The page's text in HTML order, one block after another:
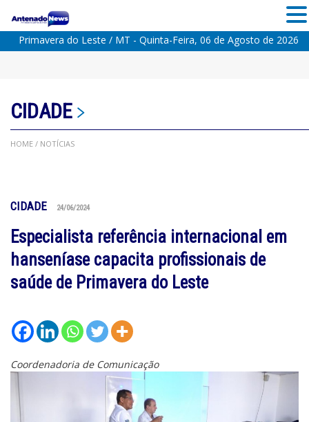
Primavera do Leste / MT - Quinta-Feira, 06 de Agosto de 2026
CIDADE
HOME / NOTÍCIAS
CIDADE 24/06/2024
Especialista referência internacional em
hanseníase capacita profissionais de
saúde de Primavera do Leste
Coordenadoria de Comunicação